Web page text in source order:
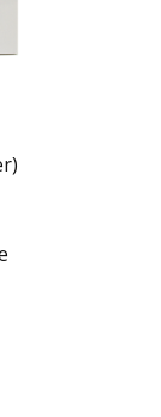
oder benutze die